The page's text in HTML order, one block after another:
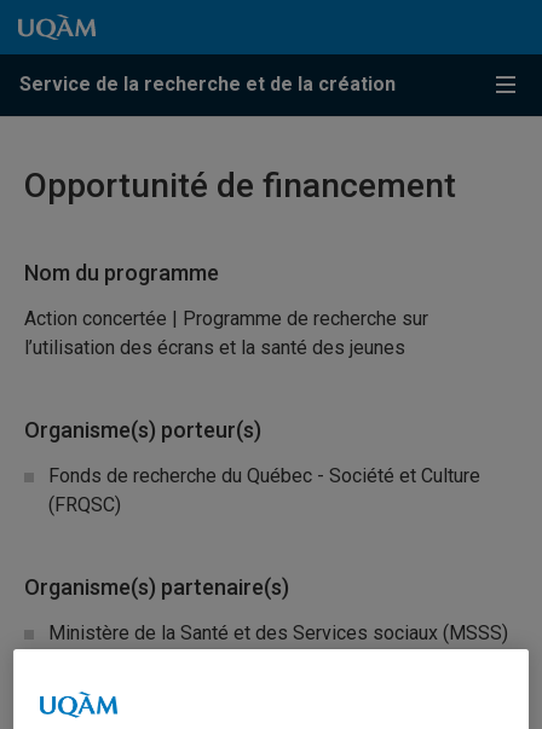
Passer au contenu
Accéder au menu principal
Accéder à la recherche
Passer au contenu
Accéder au menu principal
Service de la recherche et de la création
Menu
Opportunité de financement
Nom du programme
Action concertée | Programme de recherche sur
l’utilisation des écrans et la santé des jeunes
Organisme(s) porteur(s)
Fonds de recherche du Québec - Société et Culture
(FRQSC)
Organisme(s) partenaire(s)
Ministère de la Santé et des Services sociaux (MSSS)
Type de financement